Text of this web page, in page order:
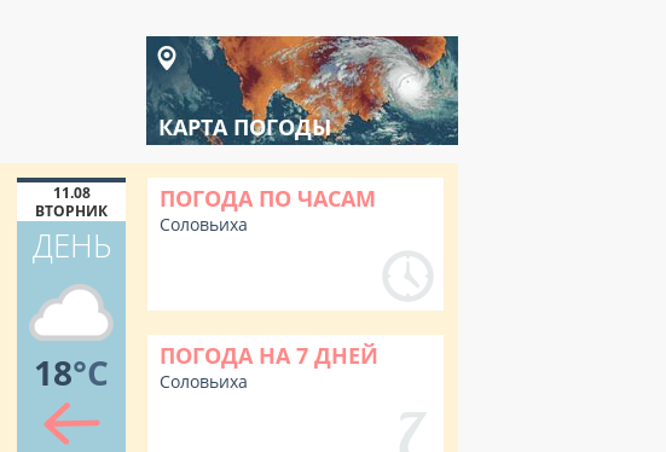
КАРТА ПОГОДЫ
11.08
ВТОРНИК
ДЕНЬ
18°C
ПОГОДА ПО ЧАСАМ
Соловьиха
ПОГОДА НА 7 ДНЕЙ
Соловьиха